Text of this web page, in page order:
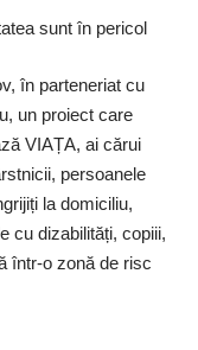
sunt în pericol
în parteneriat cu
un proiect care
VIAȚA, ai cărui
persoanele
la domiciliu,
cu dizabilități, copiii,
într-o zonă de risc